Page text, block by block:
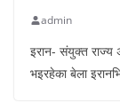
admin
इरान- संयुक्त राज्य
भइरहेका बेला